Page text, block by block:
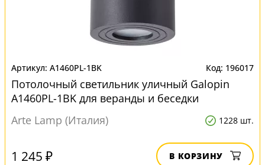
A1460PL-1BK 196017
Потолочный светильник уличный Galopin
A1460PL-1BK для веранды и беседки
Arte Lamp (Италия)
1228 шт.
1 245 ₽ В КОРЗИНУ